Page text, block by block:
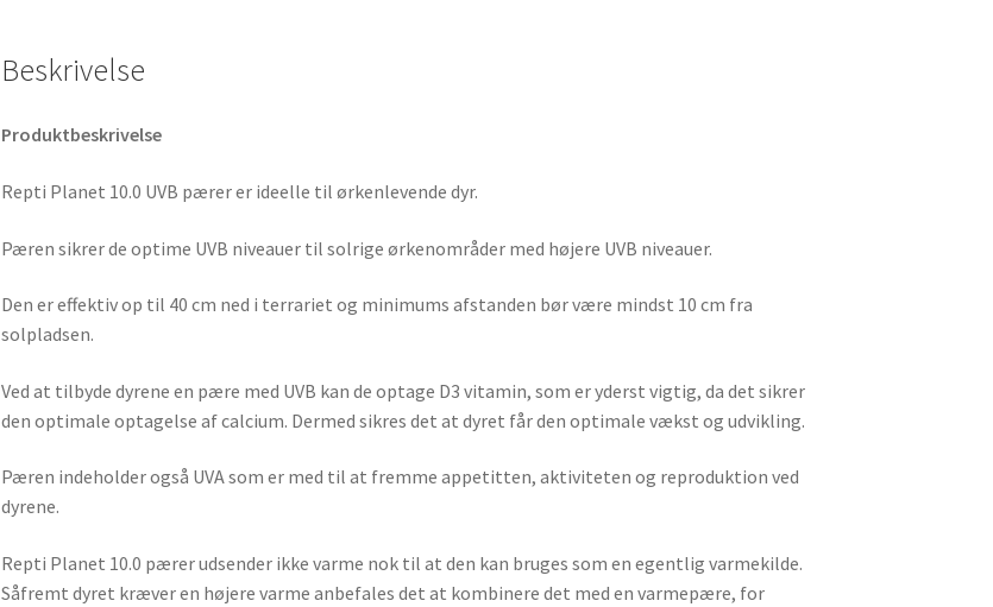
Beskrivelse
Produktbeskrivelse
Repti Planet 10.0 UVB pærer er ideelle til ørkenlevende dyr.
Pæren sikrer de optime UVB niveauer til solrige ørkenområder med højere UVB niveauer.
Den er effektiv op til 40 cm ned i terrariet og minimums afstanden bør være mindst 10 cm fra
solpladsen.
Ved at tilbyde dyrene en pære med UVB kan de optage D3 vitamin, som er yderst vigtig, da det sikrer
den optimale optagelse af calcium. Dermed sikres det at dyret får den optimale vækst og udvikling.
Pæren indeholder også UVA som er med til at fremme appetitten, aktiviteten og reproduktion ved
dyrene.
Repti Planet 10.0 pærer udsender ikke varme nok til at den kan bruges som en egentlig varmekilde.
Såfremt dyret kræver en højere varme anbefales det at kombinere det med en varmepære, for